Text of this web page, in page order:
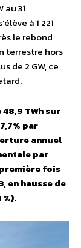
au 31
à 1 221
le rebond
terrestre hors
de 2 GW, ce
TWh sur
par
annuel
par
fois
en hausse de